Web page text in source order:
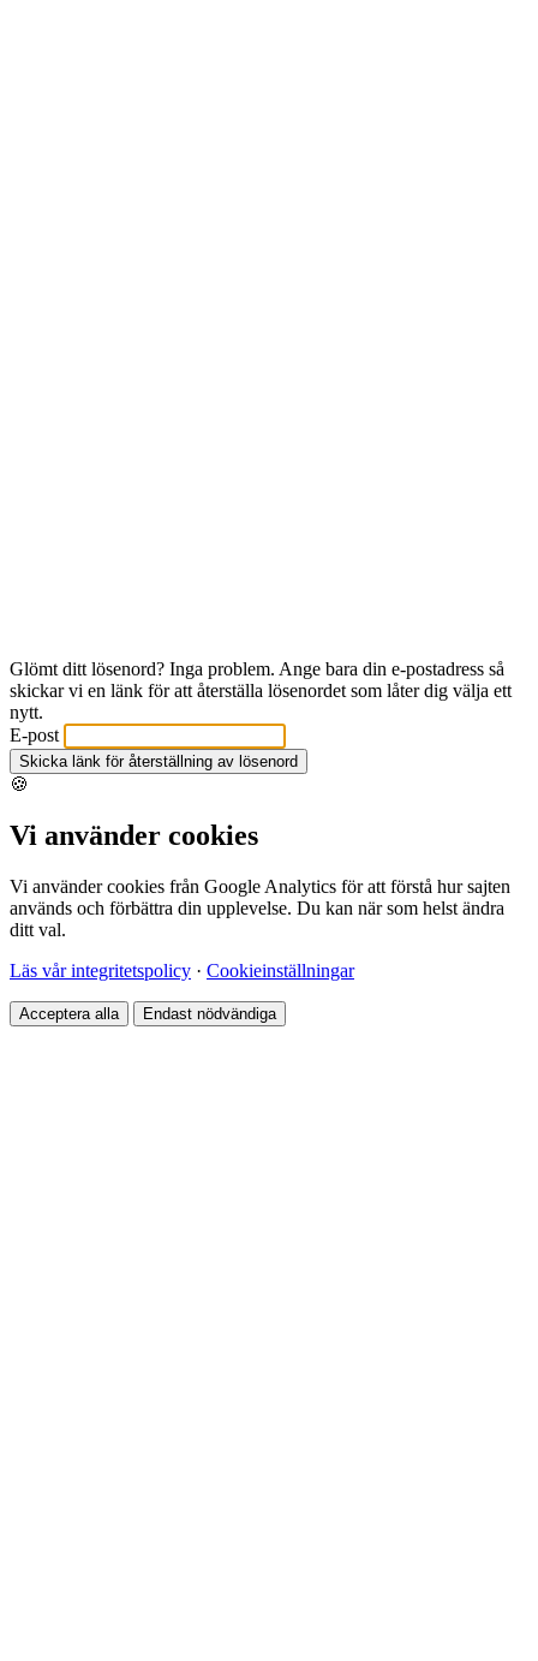
Glömt ditt lösenord? Inga problem. Ange bara din e-postadress så
skickar vi en länk för att återställa lösenordet som låter dig välja ett
nytt.
E-post
Skicka länk för återställning av lösenord
🍪
Vi använder cookies
Vi använder cookies från Google Analytics för att förstå hur sajten
används och förbättra din upplevelse. Du kan när som helst ändra
ditt val.
Läs vår integritetspolicy · Cookieinställningar
Acceptera alla Endast nödvändiga